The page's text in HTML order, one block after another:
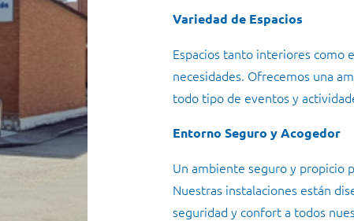
Variedad de Espacios
Espacios tanto interiores como
necesidades. Ofrecemos una
todo tipo de eventos y
Entorno Seguro y Acogedor
Un ambiente seguro y propicio
Nuestras instalaciones están
seguridad y confort a todos